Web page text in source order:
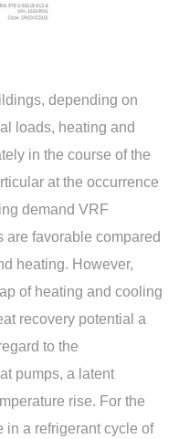
depending on
loads, heating and
in the course of the
at the occurrence
demand VRF
are favorable compared
heating. However,
of heating and cooling
recovery potential a
to the
pumps, a latent
rise. For the
in a refrigerant cycle of